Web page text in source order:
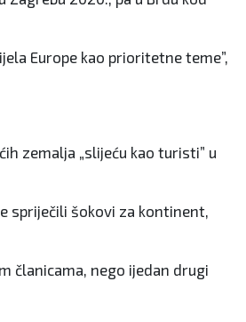
Europe kao prioritetne teme”,
zemalja „slijeću kao turisti” u
spriječili šokovi za kontinent,
članicama, nego ijedan drugi